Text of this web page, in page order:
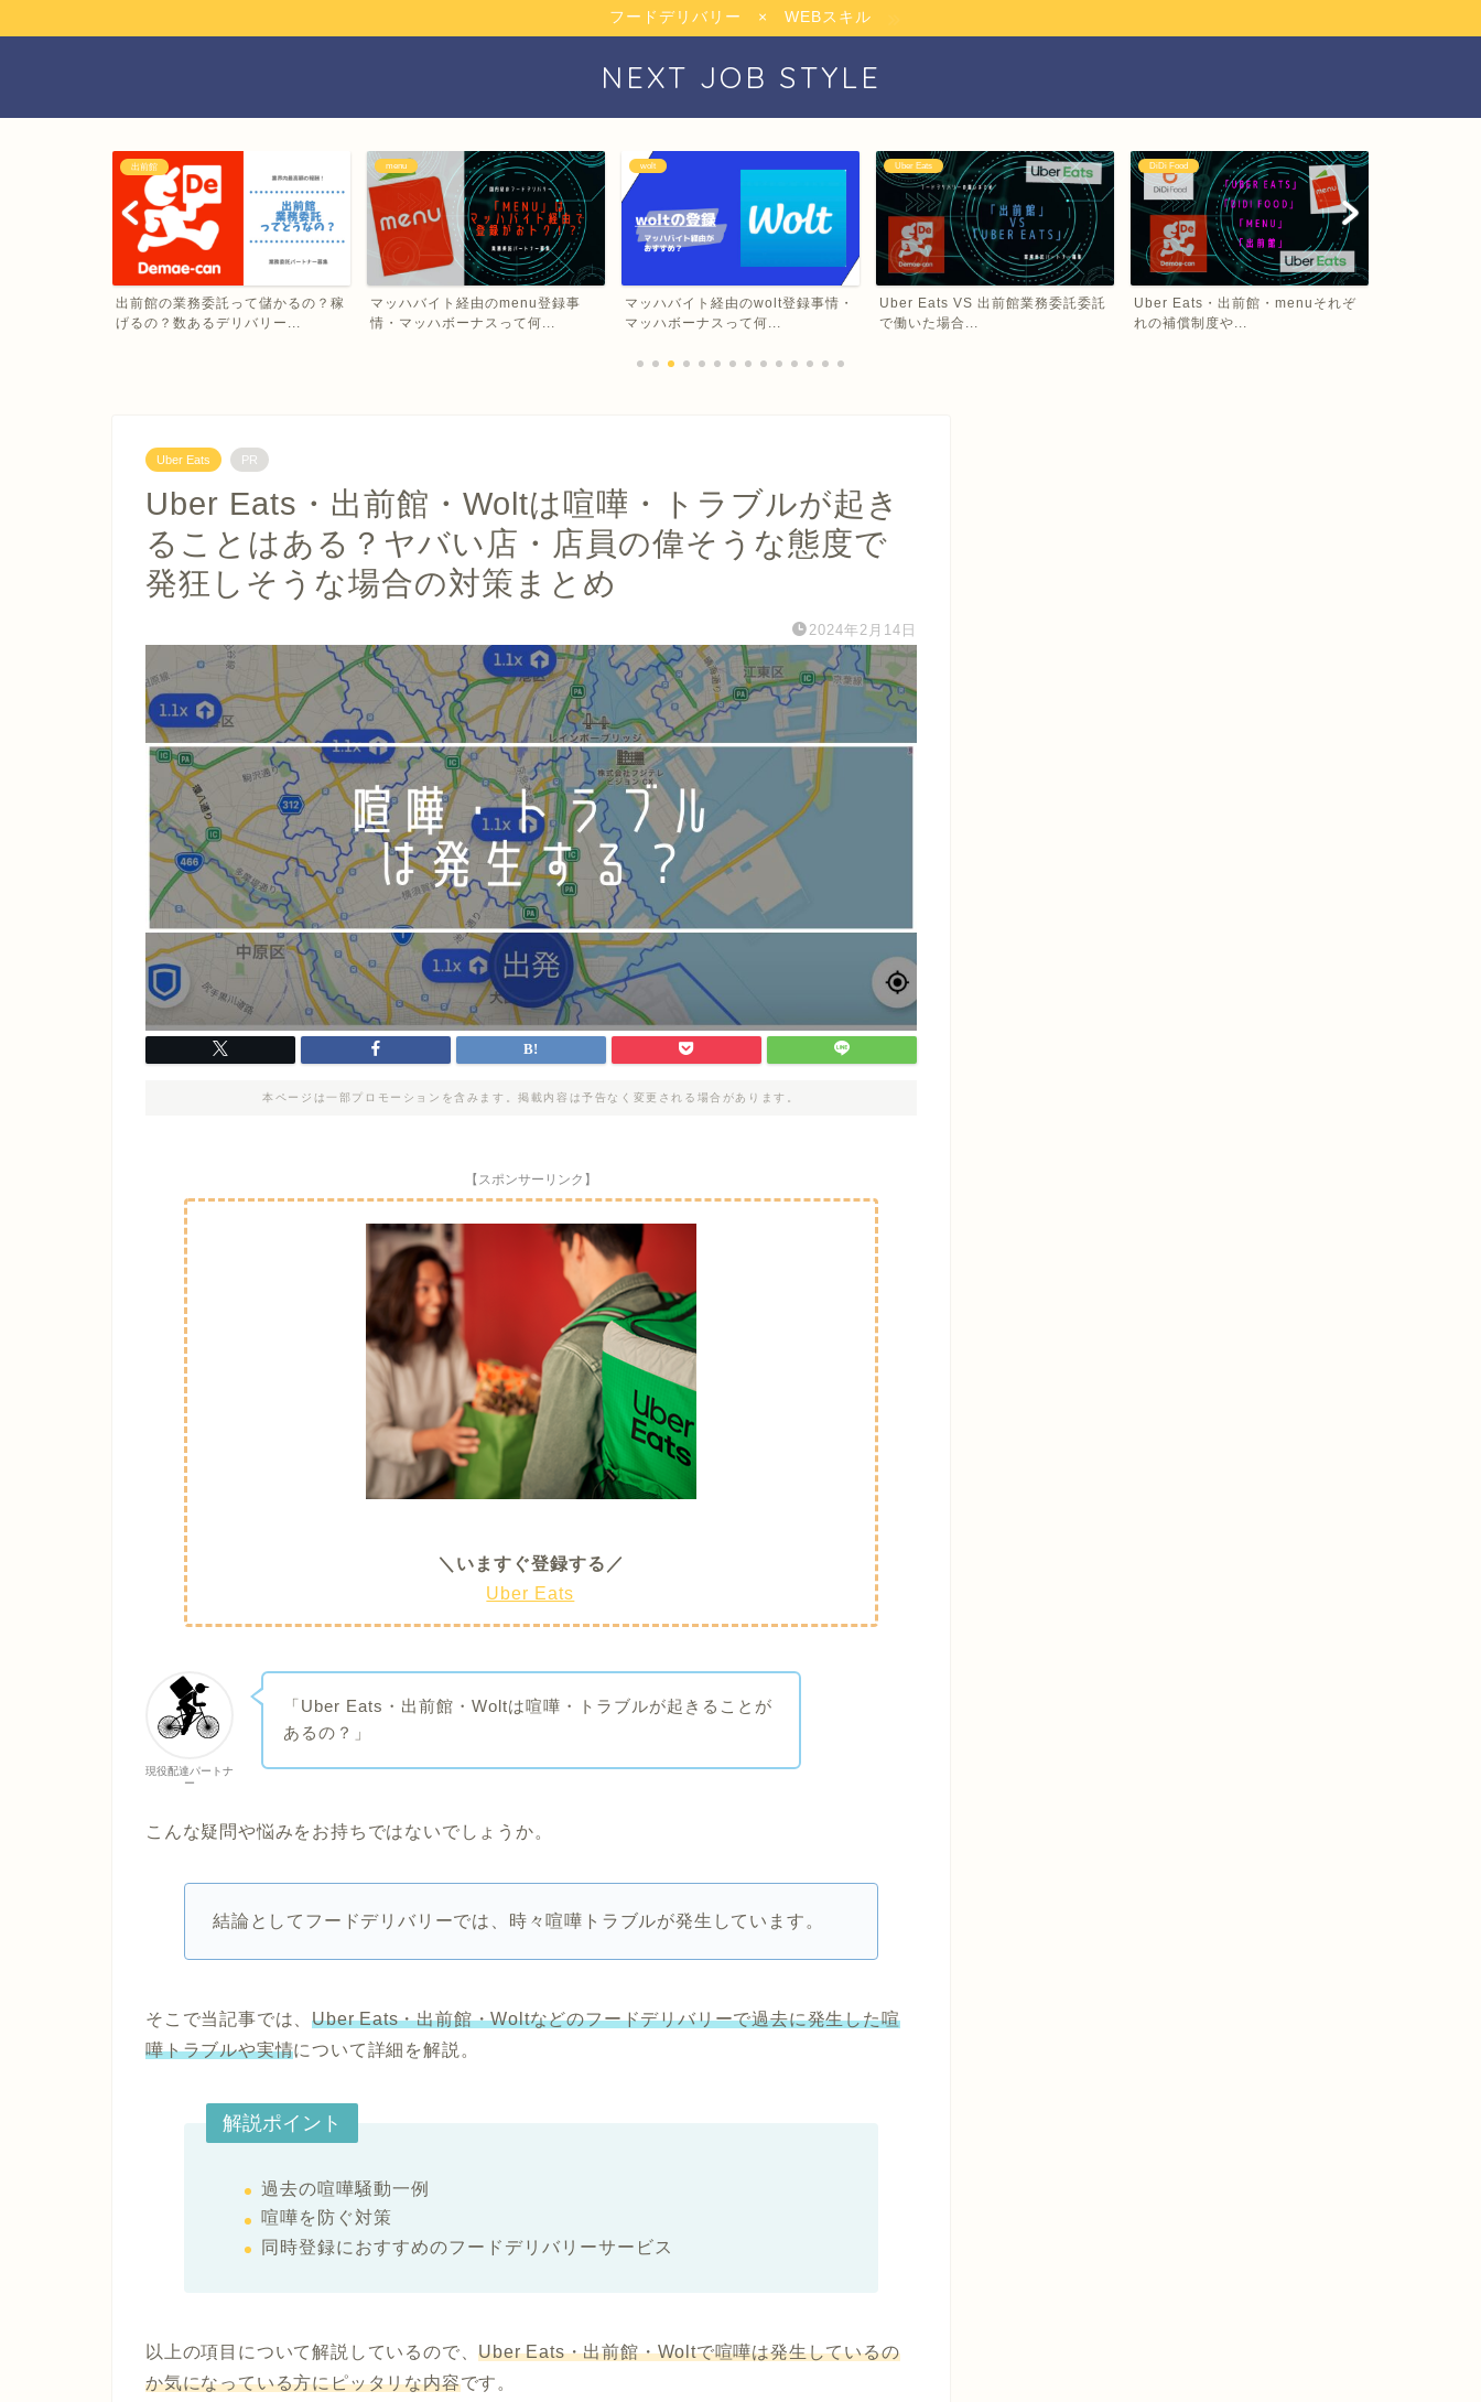
フードデリバリー × WEBスキル
NEXT JOB STYLE
出前館
出前館の業務委託って儲かるの？稼
げるの？数あるデリバリー...
menu
マッハバイト経由のmenu登録事
情・マッハボーナスって何...
wolt
マッハバイト経由のwolt登録事情・
マッハボーナスって何...
Uber Eats
Uber Eats VS 出前館業務委託委託
で働いた場合...
DiDi Food
Uber Eats・出前館・menuそれぞ
れの補償制度や...
Uber Eats PR
Uber Eats・出前館・Woltは喧嘩・トラブルが起き
ることはある？ヤバい店・店員の偉そうな態度で
発狂しそうな場合の対策まとめ
2024年2月14日
本ページは一部プロモーションを含みます。掲載内容は予告なく変更される場合があります。
【スポンサーリンク】
＼いますぐ登録する／
Uber Eats
現役配達パートナ
ー
「Uber Eats・出前館・Woltは喧嘩・トラブルが起きることが
あるの？」
こんな疑問や悩みをお持ちではないでしょうか。
結論としてフードデリバリーでは、時々喧嘩トラブルが発生しています。
そこで当記事では、Uber Eats・出前館・Woltなどのフードデリバリーで過去に発生した喧
嘩トラブルや実情について詳細を解説。
解説ポイント
過去の喧嘩騒動一例
喧嘩を防ぐ対策
同時登録におすすめのフードデリバリーサービス
以上の項目について解説しているので、Uber Eats・出前館・Woltで喧嘩は発生しているの
か気になっている方にピッタリな内容です。